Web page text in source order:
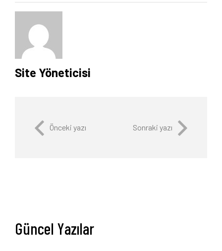
Site Yöneticisi
Önceki yazı Sonraki yazı
Güncel Yazılar